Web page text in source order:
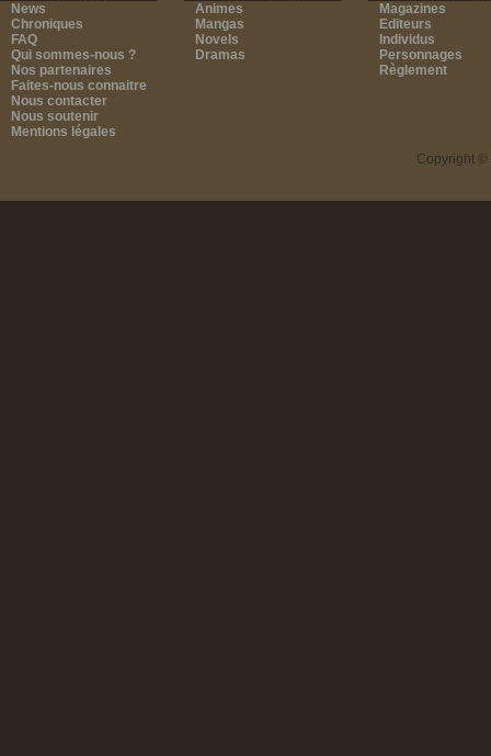
News
Chroniques
FAQ
Qui sommes-nous ?
Nos partenaires
Faites-nous connaitre
Nous contacter
Nous soutenir
Mentions légales
Animes
Mangas
Novels
Dramas
Magazines
Editeurs
Individus
Personnages
Règlement
Copyright ©